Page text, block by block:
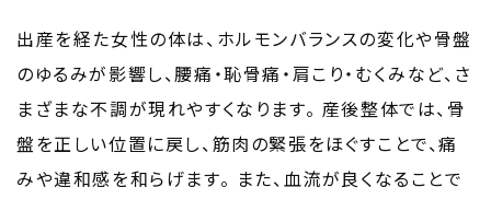
出産を経た女性の体は、ホルモンバランスの変化や骨盤
のゆるみが影響し、腰痛・恥骨痛・肩こり・むくみなど、さ
まざまな不調が現れやすくなります。 産後整体では、骨
盤を正しい位置に戻し、筋肉の緊張をほぐすことで、痛
みや違和感を和らげます。 また、血流が良くなることで